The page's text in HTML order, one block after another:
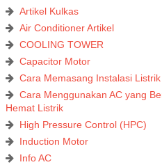
Artikel Kulkas
Air Conditioner Artikel
COOLING TOWER
Capacitor Motor
Cara Memasang Instalasi Listrik
Cara Menggunakan AC yang
Hemat Listrik
High Pressure Control (HPC)
Induction Motor
Info AC